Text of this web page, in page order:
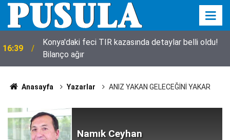
16:39
Konya'daki feci TIR kazasında detaylar belli oldu!
Bilanço ağır
Anasayfa Yazarlar ANIZ YAKAN GELECEĞİNİ YAKAR
Namık Ceyhan